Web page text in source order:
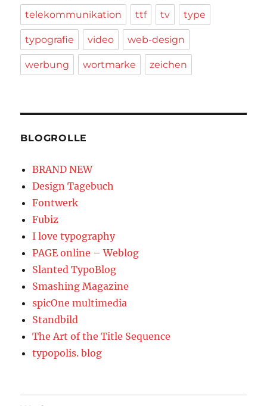
telekommunikation ttf tv type
typografie video web-design
werbung wortmarke zeichen
BLOGROLLE
BRAND NEW
Design Tagebuch
Fontwerk
Fubiz
I love typography
PAGE online – Weblog
Slanted TypoBlog
Smashing Magazine
spicOne multimedia
Standbild
The Art of the Title Sequence
typopolis. blog